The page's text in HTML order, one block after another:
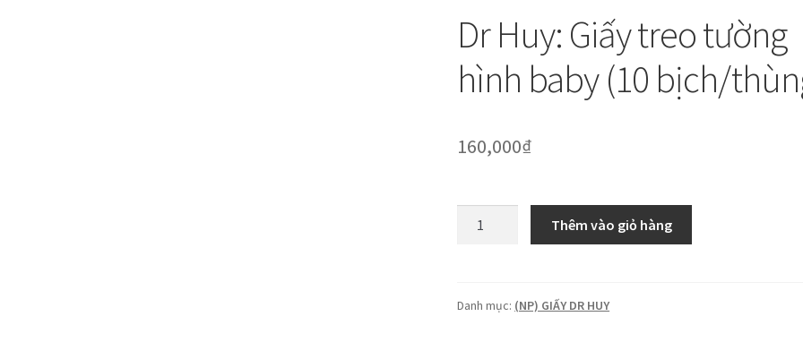
Dr Huy: Giấy treo tường
hình baby (10 bịch/
160,000₫
tường
Thêm vào giỏ hàng
Danh mục: (NP) GIẤY DR HUY